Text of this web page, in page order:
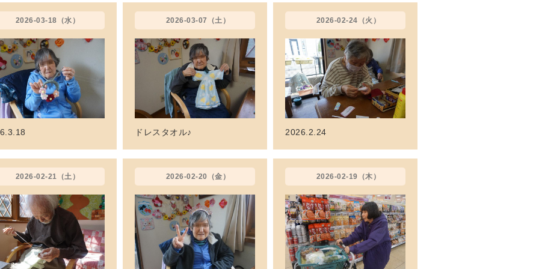
2026-03-18（水） 2026-03-07（土）
ドレスタオル♪
2026-02-24（火）
2026.2.24
2026-02-21（土） 2026-02-20（金） 2026-02-19（木）